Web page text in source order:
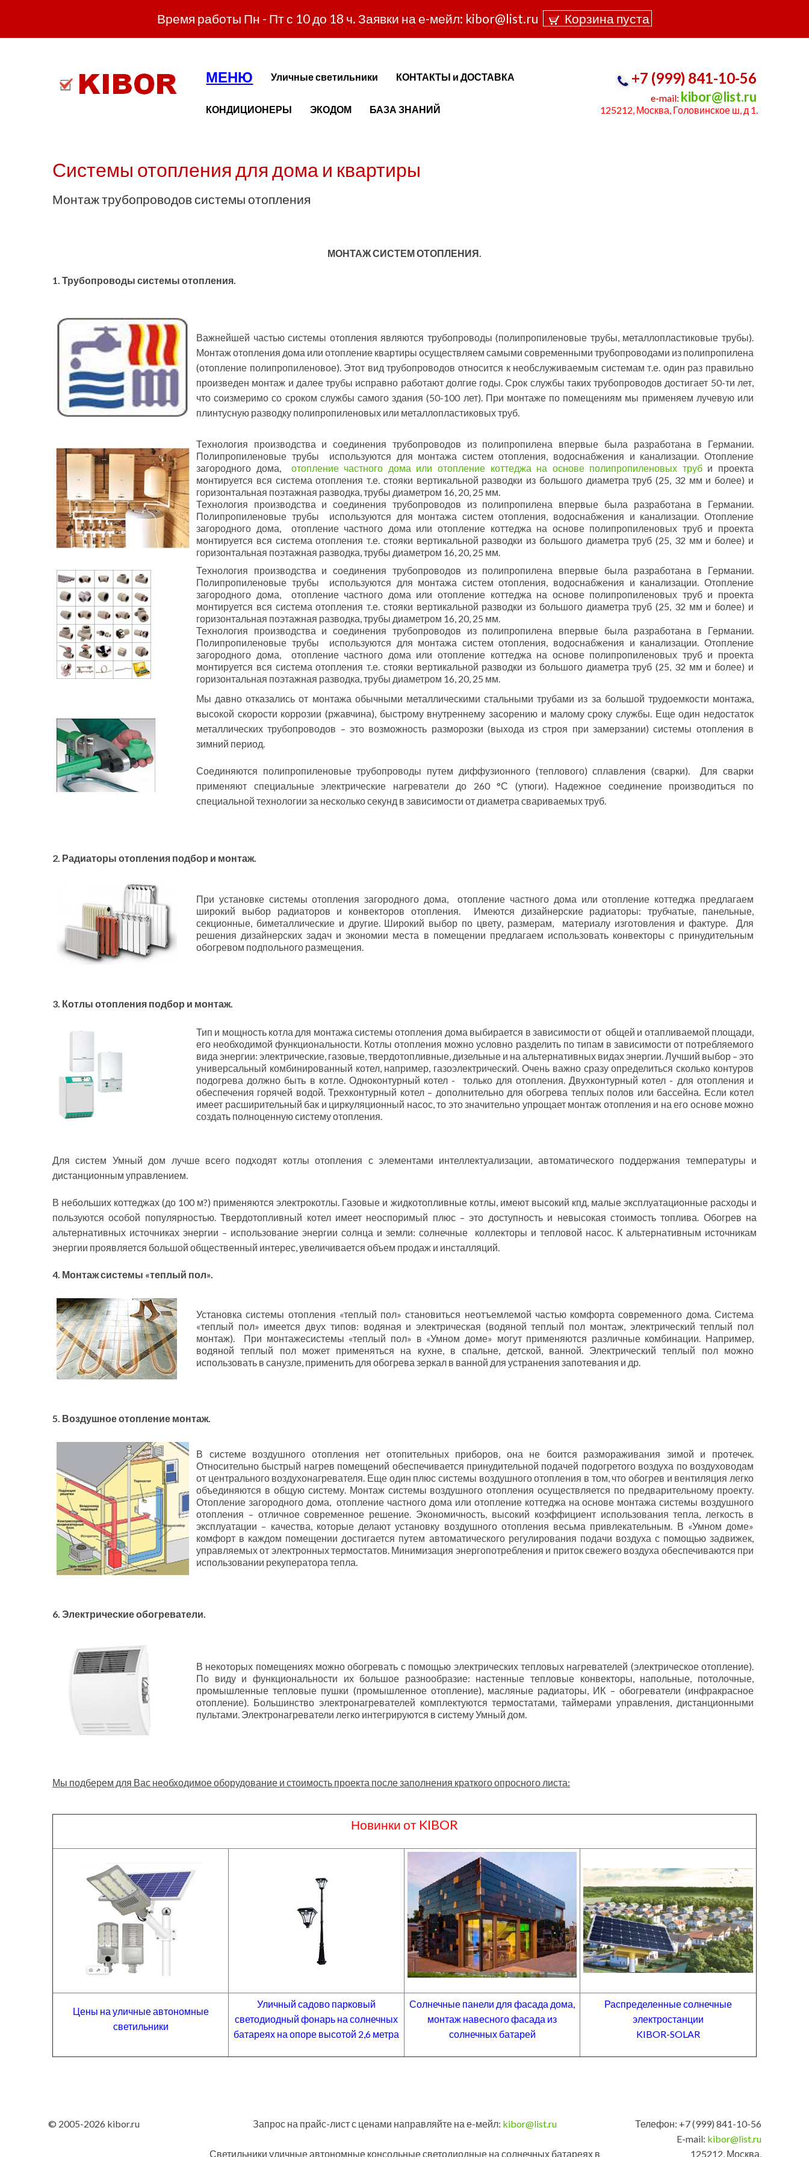
Время работы Пн - Пт с 10 до 18 ч. Заявки на е-мейл: kibor@list.ru Корзина пуста
МЕНЮ Уличные светильники КОНТАКТЫ и ДОСТАВКА
КОНДИЦИОНЕРЫ ЭКОДОМ БАЗА ЗНАНИЙ
+7 (999) 841-10-56
e-mail: kibor@list.ru
125212, Москва, Головинское ш, д 1.
Системы отопления для дома и квартиры
Монтаж трубопроводов системы отопления
МОНТАЖ СИСТЕМ ОТОПЛЕНИЯ.
1. Трубопроводы системы отопления.
Важнейшей частью системы отопления являются трубопроводы (полипропиленовые трубы, металлопластиковые трубы).
Монтаж отопления дома или отопление квартиры осуществляем самыми современными трубопроводами из полипропилена
(отопление полипропиленовое). Этот вид трубопроводов относится к необслуживаемым системам т.е. один раз правильно
произведен монтаж и далее трубы исправно работают долгие годы. Срок службы таких трубопроводов достигает 50-ти лет,
что соизмеримо со сроком службы самого здания (50-100 лет). При монтаже по помещениям мы применяем лучевую или
плинтусную разводку полипропиленовых или металлопластиковых труб.
Технология производства и соединения трубопроводов из полипропилена впервые была разработана в Германии.
Полипропиленовые трубы используются для монтажа систем отопления, водоснабжения и канализации. Отопление
загородного дома, отопление частного дома или отопление коттеджа на основе полипропиленовых труби проекта
монтируется вся система отопления т.е. стояки вертикальной разводки из большого диаметра труб (25, 32 мм и более) и
горизонтальная поэтажная разводка, трубы диаметром 16, 20, 25 мм.
Технология производства и соединения трубопроводов из полипропилена впервые была разработана в Германии.
Полипропиленовые трубы используются для монтажа систем отопления, водоснабжения и канализации. Отопление
загородного дома, отопление частного дома или отопление коттеджа на основе полипропиленовых труб и проекта
монтируется вся система отопления т.е. стояки вертикальной разводки из большого диаметра труб (25, 32 мм и более) и
горизонтальная поэтажная разводка, трубы диаметром 16, 20, 25 мм.
Технология производства и соединения трубопроводов из полипропилена впервые была разработана в Германии.
Полипропиленовые трубы используются для монтажа систем отопления, водоснабжения и канализации. Отопление
загородного дома, отопление частного дома или отопление коттеджа на основе полипропиленовых труб и проекта
монтируется вся система отопления т.е. стояки вертикальной разводки из большого диаметра труб (25, 32 мм и более) и
горизонтальная поэтажная разводка, трубы диаметром 16, 20, 25 мм.
Технология производства и соединения трубопроводов из полипропилена впервые была разработана в Германии.
Полипропиленовые трубы используются для монтажа систем отопления, водоснабжения и канализации. Отопление
загородного дома, отопление частного дома или отопление коттеджа на основе полипропиленовых труб и проекта
монтируется вся система отопления т.е. стояки вертикальной разводки из большого диаметра труб (25, 32 мм и более) и
горизонтальная поэтажная разводка, трубы диаметром 16, 20, 25 мм.
Мы давно отказались от монтажа обычными металлическими стальными трубами из за большой трудоемкости монтажа,
высокой скорости коррозии (ржавчина), быстрому внутреннему засорению и малому сроку службы. Еще один недостаток
металлических трубопроводов – это возможность разморозки (выхода из строя при замерзании) системы отопления в
зимний период.
Соединяются полипропиленовые трубопроводы путем диффузионного (теплового) сплавления (сварки). Для сварки
применяют специальные электрические нагреватели до 260 °С (утюги). Надежное соединение производиться по
специальной технологии за несколько секунд в зависимости от диаметра свариваемых труб.
2. Радиаторы отопления подбор и монтаж.
При установке системы отопления загородного дома, отопление частного дома или отопление коттеджа предлагаем
широкий выбор радиаторов и конвекторов отопления. Имеются дизайнерские радиаторы: трубчатые, панельные,
секционные, биметаллические и другие. Широкий выбор по цвету, размерам, материалу изготовления и фактуре. Для
решения дизайнерских задач и экономии места в помещении предлагаем использовать конвекторы с принудительным
обогревом подпольного размещения.
3. Котлы отопления подбор и монтаж.
Тип и мощность котла для монтажа системы отопления дома выбирается в зависимости от общей и отапливаемой площади,
его необходимой функциональности. Котлы отопления можно условно разделить по типам в зависимости от потребляемого
вида энергии: электрические, газовые, твердотопливные, дизельные и на альтернативных видах энергии. Лучший выбор – это
универсальный комбинированный котел, например, газоэлектрический. Очень важно сразу определиться сколько контуров
подогрева должно быть в котле. Одноконтурный котел - только для отопления. Двухконтурный котел - для отопления и
обеспечения горячей водой. Трехконтурный котел – дополнительно для обогрева теплых полов или бассейна. Если котел
имеет расширительный бак и циркуляционный насос, то это значительно упрощает монтаж отопления и на его основе можно
создать полноценную систему отопления.
Для систем Умный дом лучше всего подходят котлы отопления с элементами интеллектуализации, автоматического поддержания температуры и
дистанционным управлением.
В небольших коттеджах (до 100 м?) применяются электрокотлы. Газовые и жидкотопливные котлы, имеют высокий кпд, малые эксплуатационные расходы и
пользуются особой популярностью. Твердотопливный котел имеет неоспоримый плюс – это доступность и невысокая стоимость топлива. Обогрев на
альтернативных источниках энергии – использование энергии солнца и земли: солнечные коллекторы и тепловой насос. К альтернативным источникам
энергии проявляется большой общественный интерес, увеличивается объем продаж и инсталляций.
4. Монтаж системы «теплый пол».
Установка системы отопления «теплый пол» становиться неотъемлемой частью комфорта современного дома. Система
«теплый пол» имеется двух типов: водяная и электрическая (водяной теплый пол монтаж, электрический теплый пол
монтаж). При монтажесистемы «теплый пол» в «Умном доме» могут применяются различные комбинации. Например,
водяной теплый пол может применяться на кухне, в спальне, детской, ванной. Электрический теплый пол можно
использовать в санузле, применить для обогрева зеркал в ванной для устранения запотевания и др.
5. Воздушное отопление монтаж.
В системе воздушного отопления нет отопительных приборов, она не боится размораживания зимой и протечек.
Относительно быстрый нагрев помещений обеспечивается принудительной подачей подогретого воздуха по воздуховодам
от центрального воздухонагревателя. Еще один плюс системы воздушного отопления в том, что обогрев и вентиляция легко
объединяются в общую систему. Монтаж системы воздушного отопления осуществляется по предварительному проекту.
Отопление загородного дома, отопление частного дома или отопление коттеджа на основе монтажа системы воздушного
отопления – отличное современное решение. Экономичность, высокий коэффициент использования тепла, легкость в
эксплуатации – качества, которые делают установку воздушного отопления весьма привлекательным. В «Умном доме»
комфорт в каждом помещении достигается путем автоматического регулирования подачи воздуха с помощью задвижек,
управляемых от электронных термостатов. Минимизация энергопотребления и приток свежего воздуха обеспечиваются при
использовании рекуператора тепла.
6. Электрические обогреватели.
В некоторых помещениях можно обогревать с помощью электрических тепловых нагревателей (электрическое отопление).
По виду и функциональности их большое разнообразие: настенные тепловые конвекторы, напольные, потолочные,
промышленные тепловые пушки (промышленное отопление), масляные радиаторы, ИК – обогреватели (инфракрасное
отопление). Большинство электронагревателей комплектуются термостатами, таймерами управления, дистанционными
пультами. Электронагреватели легко интегрируются в систему Умный дом.
Мы подберем для Вас необходимое оборудование и стоимость проекта после заполнения краткого опросного листа:
Новинки от KIBOR
Цены на уличные автономные
светильники
Уличный садово парковый
светодиодный фонарь на солнечных
батареях на опоре высотой 2,6 метра
Солнечные панели для фасада дома,
монтаж навесного фасада из
солнечных батарей
Распределенные солнечные
электростанции
KIBOR-SOLAR
© 2005-2026 kibor.ru Запрос на прайс-лист с ценами направляйте на е-мейл: kibor@list.ru
Светильники уличные автономные консольные светодиодные на солнечных батареях в
Телефон: +7 (999) 841-10-56
E-mail: kibor@list.ru
125212, Москва,